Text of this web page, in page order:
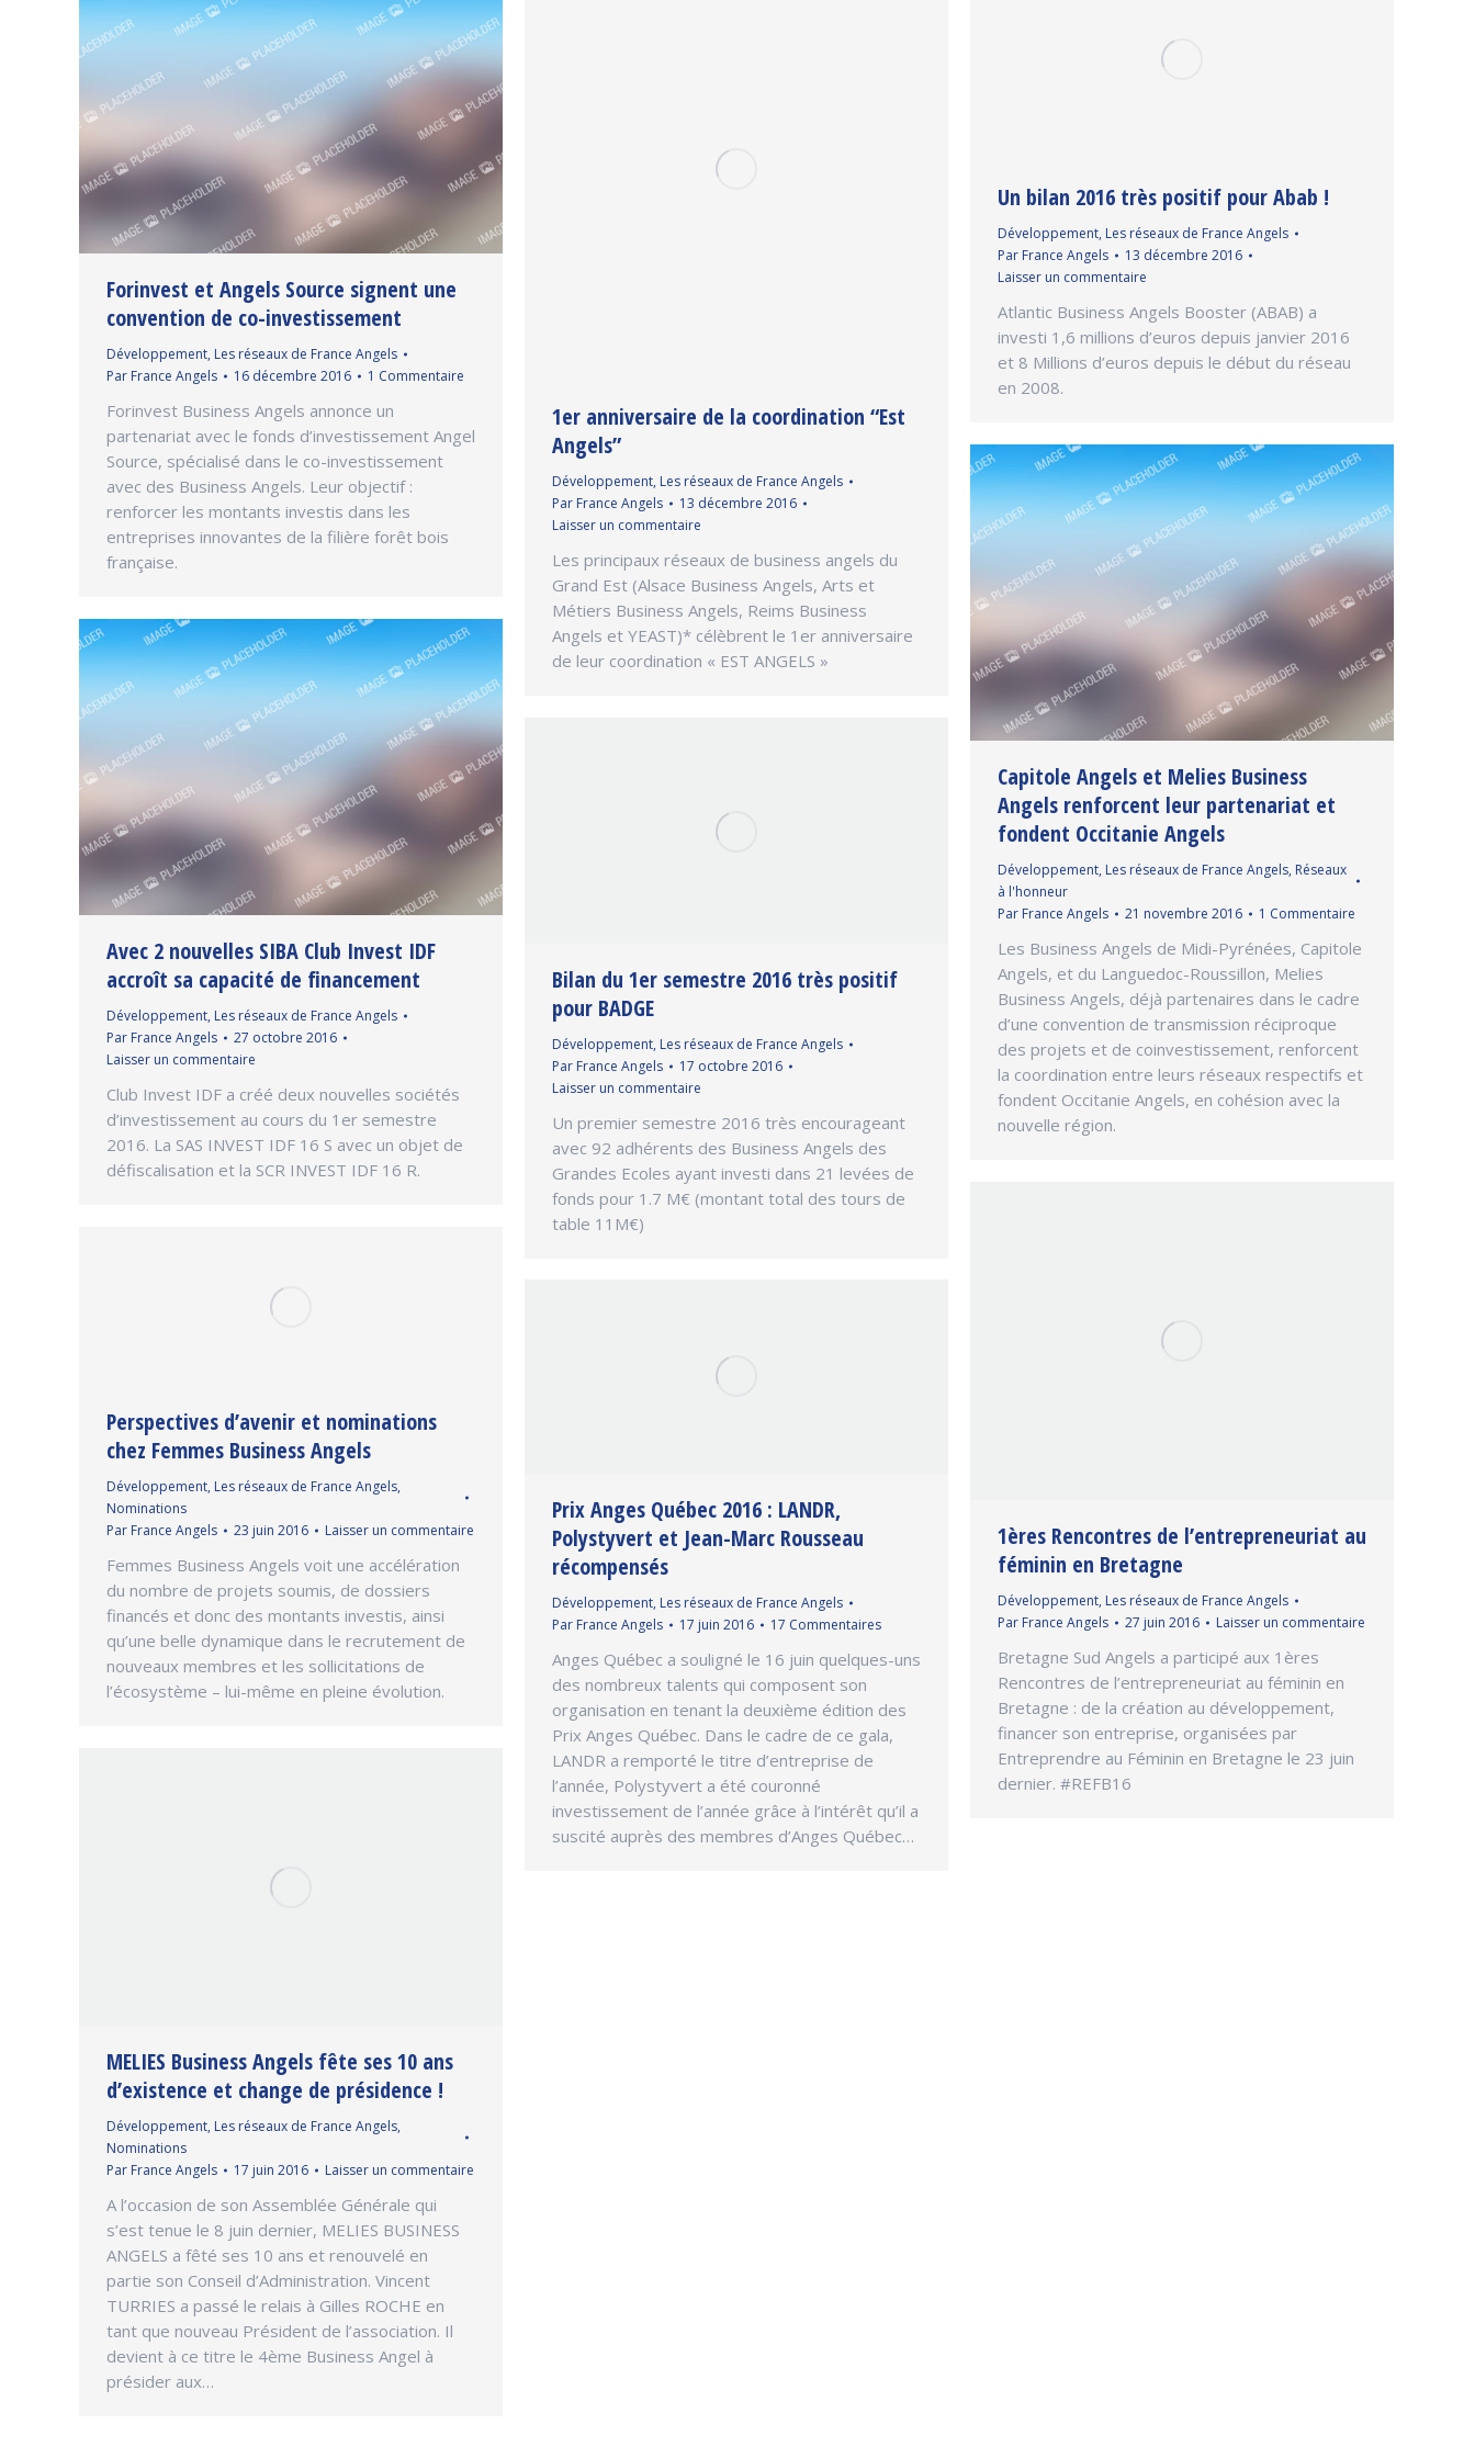
Forinvest et Angels Source signent une
convention de co-investissement
Développement, Les réseaux de France Angels
Par France Angels 16 décembre 2016 1 Commentaire
Forinvest Business Angels annonce un
partenariat avec le fonds d’investissement Angel
Source, spécialisé dans le co-investissement
avec des Business Angels. Leur objectif :
renforcer les montants investis dans les
entreprises innovantes de la filière forêt bois
française.
1er anniversaire de la coordination “Est
Angels”
Développement, Les réseaux de France Angels
Par France Angels
13 décembre 2016
Laisser un commentaire
Les principaux réseaux de business angels du
Grand Est (Alsace Business Angels, Arts et
Métiers Business Angels, Reims Business
Angels et YEAST)* célèbrent le 1er anniversaire
de leur coordination « EST ANGELS »
Un bilan 2016 très positif pour Abab !
Développement, Les réseaux de France Angels
Par France Angels
13 décembre 2016
Laisser un commentaire
Atlantic Business Angels Booster (ABAB) a
investi 1,6 millions d’euros depuis janvier 2016
et 8 Millions d’euros depuis le début du réseau
en 2008.
Capitole Angels et Melies Business
Angels renforcent leur partenariat et
fondent Occitanie Angels
Développement, Les réseaux de France Angels, Réseaux
à l'honneur
Par France Angels 21 novembre 2016 1 Commentaire
Les Business Angels de Midi-Pyrénées, Capitole
Angels, et du Languedoc-Roussillon, Melies
Business Angels, déjà partenaires dans le cadre
d’une convention de transmission réciproque
des projets et de coinvestissement, renforcent
la coordination entre leurs réseaux respectifs et
fondent Occitanie Angels, en cohésion avec la
nouvelle région.
Avec 2 nouvelles SIBA Club Invest IDF
accroît sa capacité de financement
Développement, Les réseaux de France Angels
Par France Angels
27 octobre 2016
Laisser un commentaire
Club Invest IDF a créé deux nouvelles sociétés
d’investissement au cours du 1er semestre
2016. La SAS INVEST IDF 16 S avec un objet de
défiscalisation et la SCR INVEST IDF 16 R.
Bilan du 1er semestre 2016 très positif
pour BADGE
Développement, Les réseaux de France Angels
Par France Angels
17 octobre 2016
Laisser un commentaire
Un premier semestre 2016 très encourageant
avec 92 adhérents des Business Angels des
Grandes Ecoles ayant investi dans 21 levées de
fonds pour 1.7 M€ (montant total des tours de
table 11M€)
1ères Rencontres de l’entrepreneuriat au
féminin en Bretagne
Développement, Les réseaux de France Angels
Par France Angels 27 juin 2016 Laisser un commentaire
Bretagne Sud Angels a participé aux 1ères
Rencontres de l’entrepreneuriat au féminin en
Bretagne : de la création au développement,
financer son entreprise, organisées par
Entreprendre au Féminin en Bretagne le 23 juin
dernier. ‪#‎REFB16‬
Perspectives d’avenir et nominations
chez Femmes Business Angels
Développement, Les réseaux de France Angels,
Nominations
Par France Angels 23 juin 2016 Laisser un commentaire
Femmes Business Angels voit une accélération
du nombre de projets soumis, de dossiers
financés et donc des montants investis, ainsi
qu’une belle dynamique dans le recrutement de
nouveaux membres et les sollicitations de
l’écosystème – lui-même en pleine évolution.
Prix Anges Québec 2016 : LANDR,
Polystyvert et Jean-Marc Rousseau
récompensés
Développement, Les réseaux de France Angels
Par France Angels 17 juin 2016 17 Commentaires
Anges Québec a souligné le 16 juin quelques-uns
des nombreux talents qui composent son
organisation en tenant la deuxième édition des
Prix Anges Québec. Dans le cadre de ce gala,
LANDR a remporté le titre d’entreprise de
l’année, Polystyvert a été couronné
investissement de l’année grâce à l’intérêt qu’il a
suscité auprès des membres d’Anges Québec…
MELIES Business Angels fête ses 10 ans
d’existence et change de présidence !
Développement, Les réseaux de France Angels,
Nominations
Par France Angels 17 juin 2016 Laisser un commentaire
A l’occasion de son Assemblée Générale qui
s’est tenue le 8 juin dernier, MELIES BUSINESS
ANGELS a fêté ses 10 ans et renouvelé en
partie son Conseil d’Administration. Vincent
TURRIES a passé le relais à Gilles ROCHE en
tant que nouveau Président de l’association. Il
devient à ce titre le 4ème Business Angel à
présider aux…